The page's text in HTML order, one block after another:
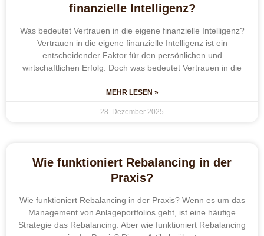
finanzielle Intelligenz?
Was bedeutet Vertrauen in die eigene finanzielle Intelligenz?
Vertrauen in die eigene finanzielle Intelligenz ist ein
entscheidender Faktor für den persönlichen und
wirtschaftlichen Erfolg. Doch was bedeutet Vertrauen in die
MEHR LESEN »
28. Dezember 2025
Wie funktioniert Rebalancing in der
Praxis?
Wie funktioniert Rebalancing in der Praxis? Wenn es um das
Management von Anlageportfolios geht, ist eine häufige
Strategie das Rebalancing. Aber wie funktioniert Rebalancing